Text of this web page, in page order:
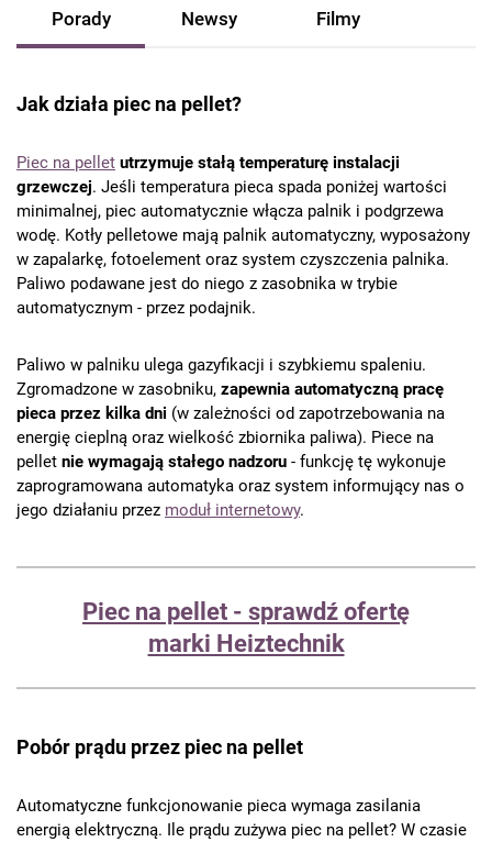
Porady Newsy Filmy
Jak działa piec na pellet?
Piec na pellet utrzymuje stałą temperaturę instalacji
grzewczej. Jeśli temperatura pieca spada poniżej wartości
minimalnej, piec automatycznie włącza palnik i podgrzewa
wodę. Kotły pelletowe mają palnik automatyczny, wyposażony
w zapalarkę, fotoelement oraz system czyszczenia palnika.
Paliwo podawane jest do niego z zasobnika w trybie
automatycznym - przez podajnik.
Paliwo w palniku ulega gazyfikacji i szybkiemu spaleniu.
Zgromadzone w zasobniku, zapewnia automatyczną pracę
pieca przez kilka dni (w zależności od zapotrzebowania na
energię cieplną oraz wielkość zbiornika paliwa). Piece na
pellet nie wymagają stałego nadzoru - funkcję tę wykonuje
zaprogramowana automatyka oraz system informujący nas o
jego działaniu przez moduł internetowy.
Piec na pellet - sprawdź ofertę
marki Heiztechnik
Pobór prądu przez piec na pellet
Automatyczne funkcjonowanie pieca wymaga zasilania
energią elektryczną. Ile prądu zużywa piec na pellet? W czasie